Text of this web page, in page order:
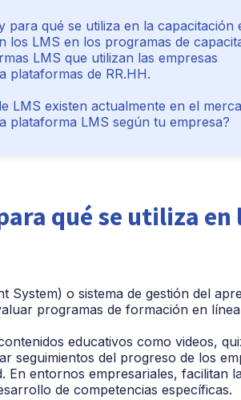
para qué se utiliza en la capacitación
los LMS en los programas de
LMS que utilizan las empresas
plataformas de RR.HH.
LMS existen actualmente en el
plataforma LMS según tu empresa?
qué se utiliza
System) o sistema de gestión del
programas de formación en
educativos como videos,
seguimientos del progreso de los
En entornos empresariales, facilitan
de competencias específicas.